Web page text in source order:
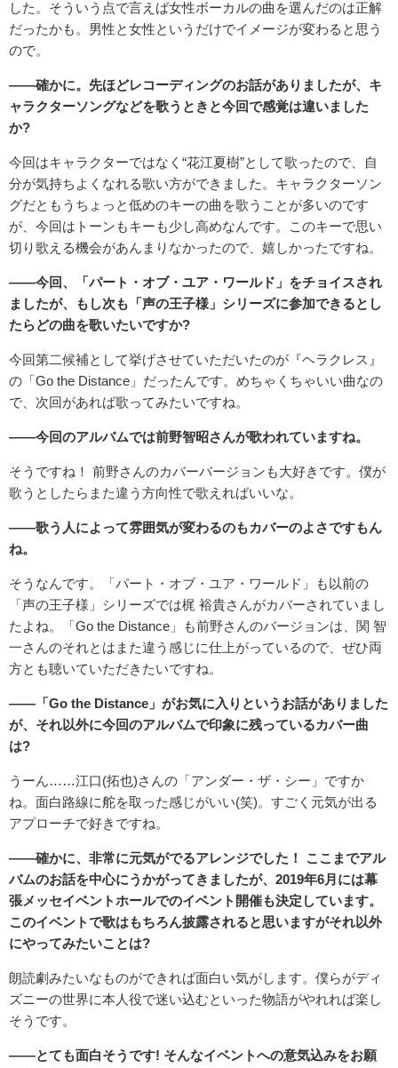
した。そういう点で言えば女性ボーカルの曲を選んだのは正解
だったかも。男性と女性というだけでイメージが変わると思う
ので。
――確かに。先ほどレコーディングのお話がありましたが、キ
ャラクターソングなどを歌うときと今回で感覚は違いました
か?
今回はキャラクターではなく“花江夏樹”として歌ったので、自
分が気持ちよくなれる歌い方ができました。キャラクターソン
グだともうちょっと低めのキーの曲を歌うことが多いのです
が、今回はトーンもキーも少し高めなんです。このキーで思い
切り歌える機会があんまりなかったので、嬉しかったですね。
――今回、「パート・オブ・ユア・ワールド」をチョイスされ
ましたが、もし次も「声の王子様」シリーズに参加できるとし
たらどの曲を歌いたいですか?
今回第二候補として挙げさせていただいたのが『ヘラクレス』
の「Go the Distance」だったんです。めちゃくちゃいい曲なの
で、次回があれば歌ってみたいですね。
――今回のアルバムでは前野智昭さんが歌われていますね。
そうですね！ 前野さんのカバーバージョンも大好きです。僕が
歌うとしたらまた違う方向性で歌えればいいな。
――歌う人によって雰囲気が変わるのもカバーのよさですもん
ね。
そうなんです。「パート・オブ・ユア・ワールド」も以前の
「声の王子様」シリーズでは梶 裕貴さんがカバーされていまし
たよね。「Go the Distance」も前野さんのバージョンは、関 智
一さんのそれとはまた違う感じに仕上がっているので、ぜひ両
方とも聴いていただきたいですね。
――「Go the Distance」がお気に入りというお話がありました
が、それ以外に今回のアルバムで印象に残っているカバー曲
は?
うーん……江口(拓也)さんの「アンダー・ザ・シー」ですか
ね。面白路線に舵を取った感じがいい(笑)。すごく元気が出る
アプローチで好きですね。
――確かに、非常に元気がでるアレンジでした！ ここまでアル
バムのお話を中心にうかがってきましたが、2019年6月には幕
張メッセイベントホールでのイベント開催も決定しています。
このイベントで歌はもちろん披露されると思いますがそれ以外
にやってみたいことは?
朗読劇みたいなものができれば面白い気がします。僕らがディ
ズニーの世界に本人役で迷い込むといった物語がやれれば楽し
そうです。
――とても面白そうです! そんなイベントへの意気込みをお願